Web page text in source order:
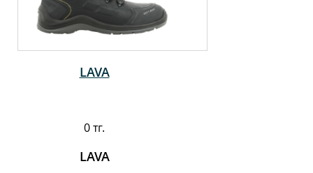
LAVA
0 тг.
LAVA